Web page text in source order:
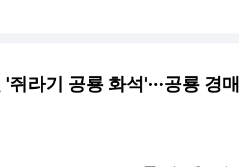
라기 공룡 화석'···공룡 경매